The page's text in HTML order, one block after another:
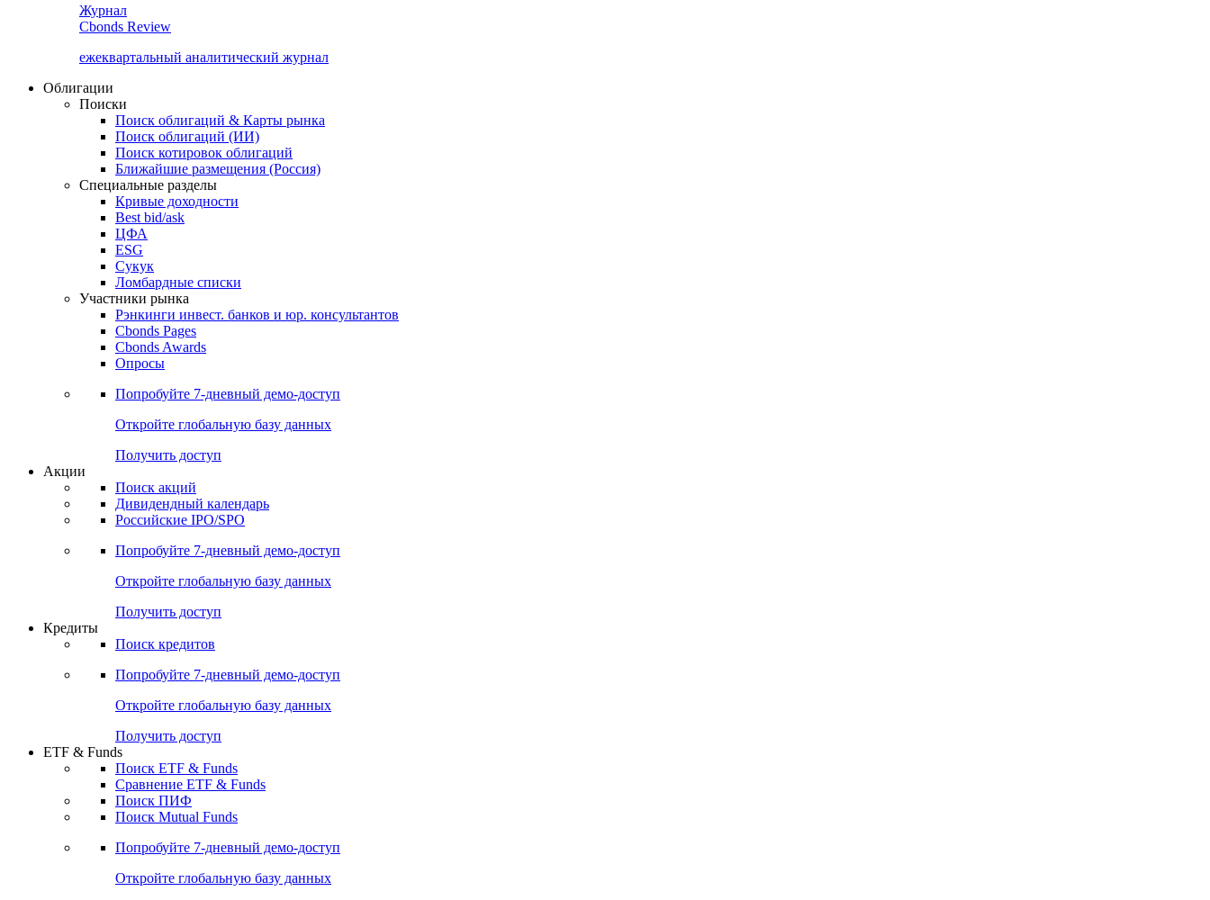
Журнал
Cbonds Review
ежеквартальный аналитический журнал
Облигации
Поиски
Поиск облигаций & Карты рынка
Поиск облигаций (ИИ)
Поиск котировок облигаций
Ближайшие размещения (Россия)
Специальные разделы
Кривые доходности
Best bid/ask
ЦФА
ESG
Сукук
Ломбардные списки
Участники рынка
Рэнкинги инвест. банков и юр. консультантов
Cbonds Pages
Cbonds Awards
Опросы
Попробуйте 7-дневный демо-доступ
Откройте глобальную базу данных
Получить доступ
Акции
Поиск акций
Дивидендный календарь
Российские IPO/SPO
Попробуйте 7-дневный демо-доступ
Откройте глобальную базу данных
Получить доступ
Кредиты
Поиск кредитов
Попробуйте 7-дневный демо-доступ
Откройте глобальную базу данных
Получить доступ
ETF & Funds
Поиск ETF & Funds
Сравнение ETF & Funds
Поиск ПИФ
Поиск Mutual Funds
Попробуйте 7-дневный демо-доступ
Откройте глобальную базу данных